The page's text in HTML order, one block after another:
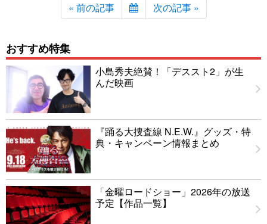
« 前の記事 次の記事 »
おすすめ特集
小島秀夫絶賛！「デススト2」が生
んだ映画
『踊る大捜査線 N.E.W.』グッズ・特
典・キャンペーン情報まとめ
「金曜ロードショー」2026年の放送
予定【作品一覧】